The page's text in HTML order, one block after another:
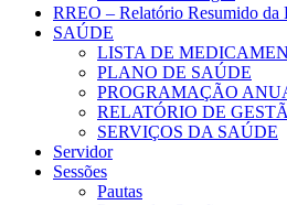
RREO – Relatório Resumido da
SAÚDE
LISTA DE
PLANO DE SAÚDE
PROGRAMAÇÃO
RELATÓRIO DE
SERVIÇOS DA SAÚDE
Servidor
Sessões
Pautas